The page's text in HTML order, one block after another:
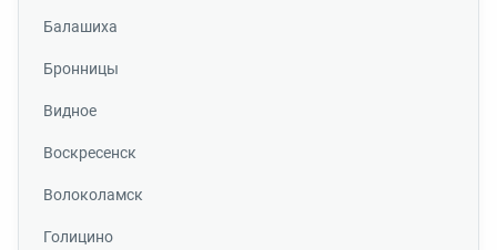
Балашиха
Бронницы
Видное
Воскресенск
Волоколамск
Голицино